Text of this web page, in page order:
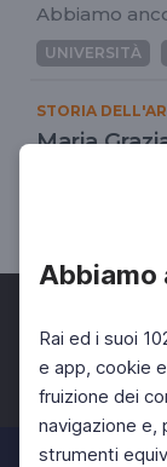
Abbiamo
Rai ed i suoi
e app, cookie
fruizione dei
navigazione e,
strumenti
Abbiamo
UNIVERSITÀ
STORIA
Maria
Chi era Van
Facebook